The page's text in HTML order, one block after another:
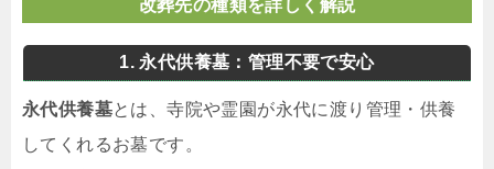
改葬先の種類を詳しく解説
1. 永代供養墓：管理不要で安心
永代供養墓とは、寺院や霊園が永代に渡り管理・供養
してくれるお墓です。